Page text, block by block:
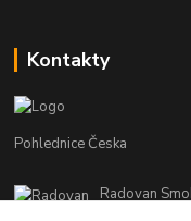
Kontakty
Pohlednice Česka
Radovan